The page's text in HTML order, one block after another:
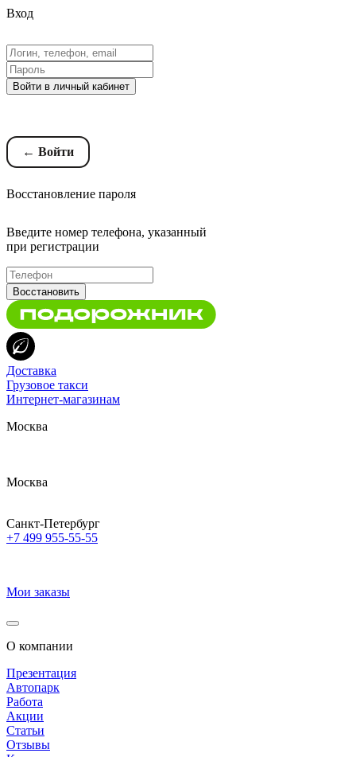
Вход
Войти в личный кабинет
← Войти
Восстановление пароля
Введите номер телефона, указанный
при регистрации
Восстановить
Доставка
Грузовое такси
Интернет-магазинам
Москва
Москва
Санкт-Петербург
+7 499 955-55-55
Мои заказы
О компании
Презентация
Автопарк
Работа
Акции
Статьи
Отзывы